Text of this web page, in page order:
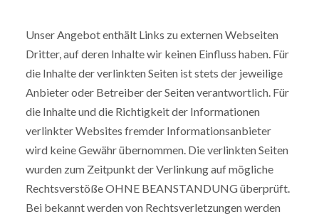
Unser Angebot enthält Links zu externen Webseiten
Dritter, auf deren Inhalte wir keinen Einfluss haben. Für
die Inhalte der verlinkten Seiten ist stets der jeweilige
Anbieter oder Betreiber der Seiten verantwortlich. Für
die Inhalte und die Richtigkeit der Informationen
verlinkter Websites fremder Informationsanbieter
wird keine Gewähr übernommen. Die verlinkten Seiten
wurden zum Zeitpunkt der Verlinkung auf mögliche
Rechtsverstöße OHNE BEANSTANDUNG überprüft.
Bei bekannt werden von Rechtsverletzungen werden